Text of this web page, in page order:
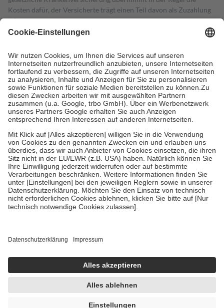
Kosten dafür, der Versicherte trägt einen Teil davon als Zuzahlung
mit.
Grundsätzlich leisten Mitglieder Zuzahlungen in Höhe von zehn
höchstens zehn Euro.
Es sind jedoch nie mehr als die tatsächlichen
Kosten der Leistung zu entrichten.
Diese Regeln gelten grundsätzlich auch für Online-Apotheken.
Bei Heilmitteln und häuslicher Krankenpflege beträgt die
Zuzahlung zehn Prozent der Kosten sowie zehn Euro je
Verordnung.
Um das Engagement der Versicherten für ihre eigene Gesundheit zu
stärken und die besondere Stellung der Familie zu unterstützen,
fallenkeine Zuzahlungenan bei:
• Kindern und Jugendlichen bis zum vollendeten 18. Lebensjahr
mit Ausnahme der Fahrkosten
• Untersuchungen zur Vorsorge und Früherkennung, die von der
GKV getragen werden
• empfohlenen Schutzimpfungen
• Harn- und Blutteststreifen
getroffen, um sicherzustellen, dass es sich um echte Bewertungen
https://help.etrusted.com/hc/de/articles/4419944605341
Einige Bilder und Inhalte wurden unter Zuhilfenahme künstlicher